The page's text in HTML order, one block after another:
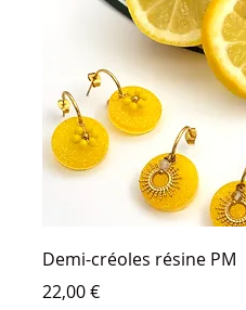
Demi-créoles résine PM
Prix
22,00 €